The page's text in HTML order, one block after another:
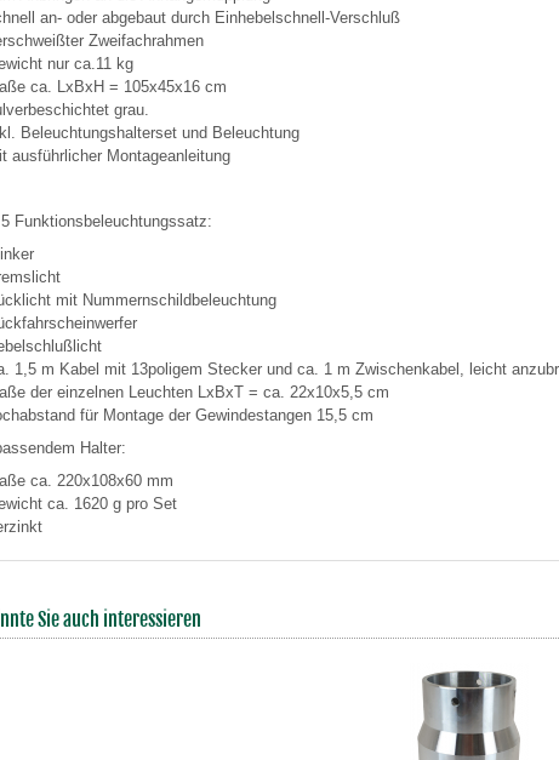
an- oder abgebaut durch Einhebelschnell-Verschluß
Zweifachrahmen
nur ca.11 kg
ca. LxBxH = 105x45x16 cm
grau.
Beleuchtungshalterset und Beleuchtung
ausführlicher Montageanleitung
Funktionsbeleuchtungssatz:
mit Nummernschildbeleuchtung
1,5 m Kabel mit 13poligem Stecker und ca. 1 m Zwischenkabel, leicht
der einzelnen Leuchten LxBxT = ca. 22x10x5,5 cm
für Montage der Gewindestangen 15,5 cm
Halter:
ca. 220x108x60 mm
ca. 1620 g pro Set
Sie auch interessieren